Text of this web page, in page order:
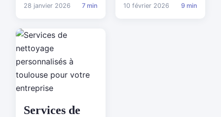
28 janvier 2026 7 min 10 février 2026 9 min
Services de